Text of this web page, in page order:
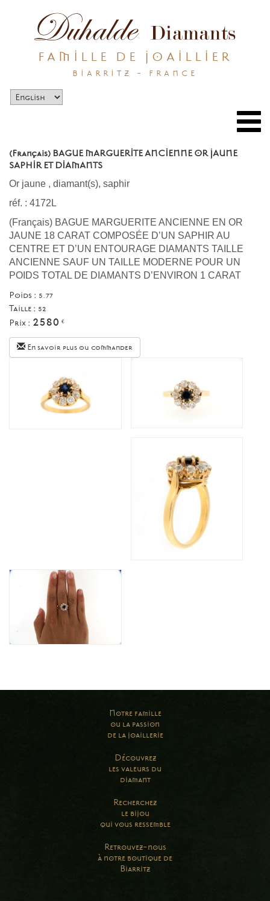
FAMILLE DE JOAILLIER
BIARRITZ - FRANCE
(Français) BAGUE MARGUERITE ANCIENNE OR JAUNE
SAPHIR ET DIAMANTS
Or jaune , diamant(s), saphir
réf. : 4172L
(Français) BAGUE MARGUERITE ANCIENNE EN OR
JAUNE 18 CARAT COMPOSÉE D’UN SAPHIR AU
CENTRE ET D’UN ENTOURAGE DIAMANTS TAILLE
ANCIENNE SAUF UN TAILLE MODERNE POUR UN
POIDS TOTAL DE DIAMANTS D’ENVIRON 1 CARAT
Poids : 5.77
Taille : 52
Prix : 2580 €
En savoir plus ou commander
Notre famille
ou la passion
de la joaillerie
Découvrez
les valeurs du
diamant
Recherchez
le bijou
qui vous ressemble
Retrouvez-nous
à notre boutique de
Biarritz